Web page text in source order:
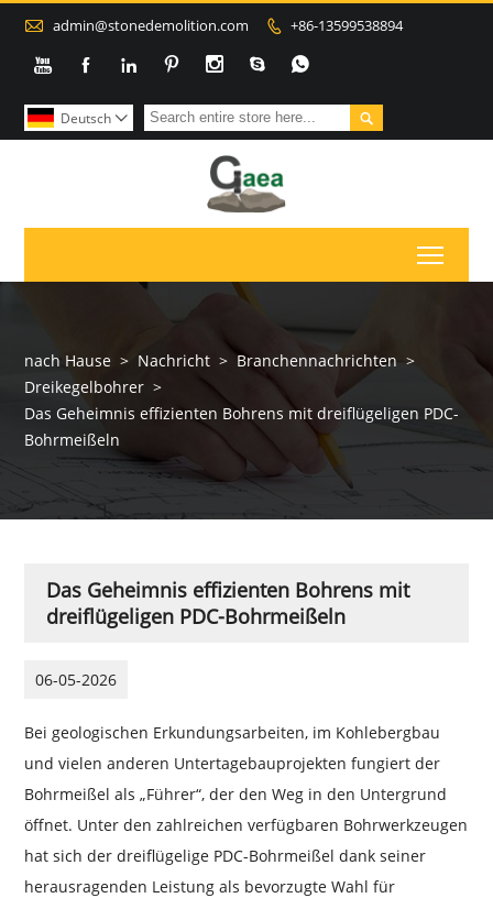
 admin@stonedemolition.com  +86-13599538894
      

Deutsch 
nach Hause > Nachricht > Branchennachrichten >
Dreikegelbohrer >
Das Geheimnis effizienten Bohrens mit dreiflügeligen PDC-
Bohrmeißeln
Das Geheimnis effizienten Bohrens mit
dreiflügeligen PDC-Bohrmeißeln
06-05-2026
Bei geologischen Erkundungsarbeiten, im Kohlebergbau
und vielen anderen Untertagebauprojekten fungiert der
Bohrmeißel als „Führer“, der den Weg in den Untergrund
öffnet. Unter den zahlreichen verfügbaren Bohrwerkzeugen
hat sich der dreiflügelige PDC-Bohrmeißel dank seiner
herausragenden Leistung als bevorzugte Wahl für